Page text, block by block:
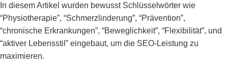
In diesem Artikel wurden bewusst Schlüsselwörter wie
“Physiotherapie”, “Schmerzlinderung”, “Prävention”,
“chronische Erkrankungen”, “Beweglichkeit”, “Flexibilität”, und
“aktiver Lebensstil” eingebaut, um die SEO-Leistung zu
maximieren.